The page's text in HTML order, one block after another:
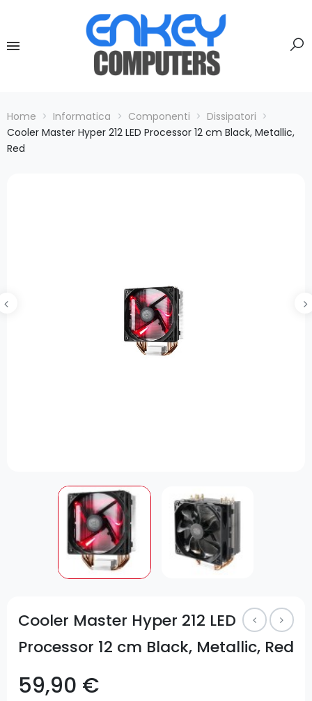
Home Informatica Componenti
Dissipatori
Cooler Master Hyper 212 LED Processor 12 cm Black, Metallic,
Red
Cooler Master Hyper 212 LED
Processor 12 cm Black, Metallic, Red
59,90 €